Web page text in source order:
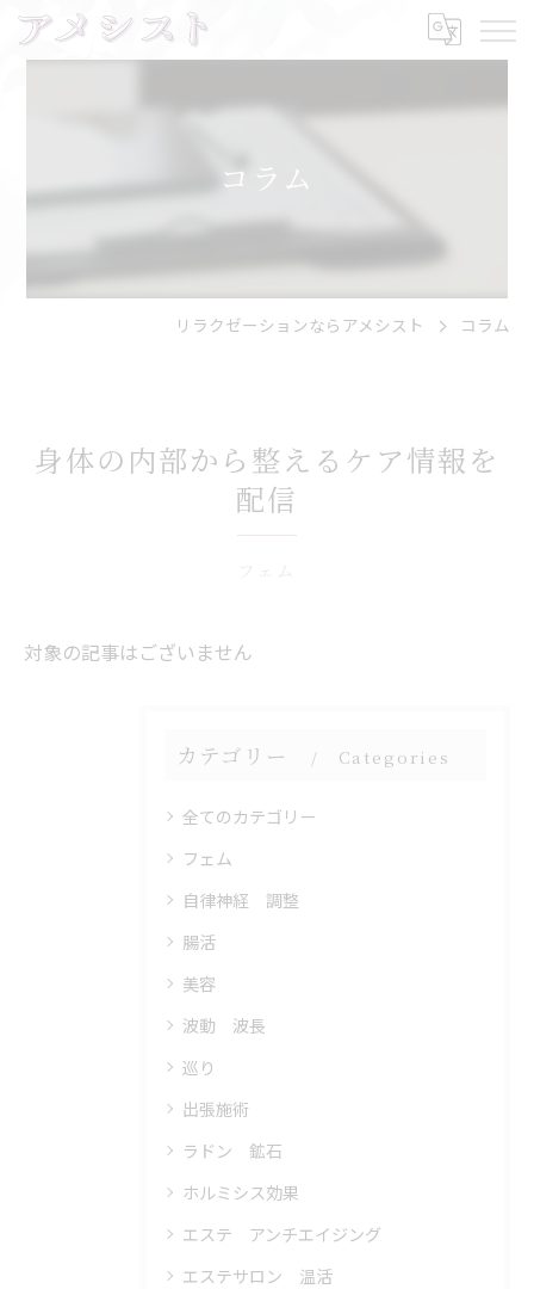
コラム
リラクゼーションならアメシスト コラム
身体の内部から整えるケア情報を
配信
フェム
対象の記事はございません
カテゴリー Categories
全てのカテゴリー
フェム
自律神経 調整
腸活
美容
波動 波長
巡り
出張施術
ラドン 鉱石
ホルミシス効果
エステ アンチエイジング
エステサロン 温活